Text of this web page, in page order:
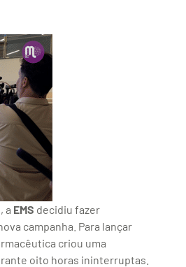
a EMS decidiu fazer
campanha. Para lançar
criou uma
oito horas ininterruptas.